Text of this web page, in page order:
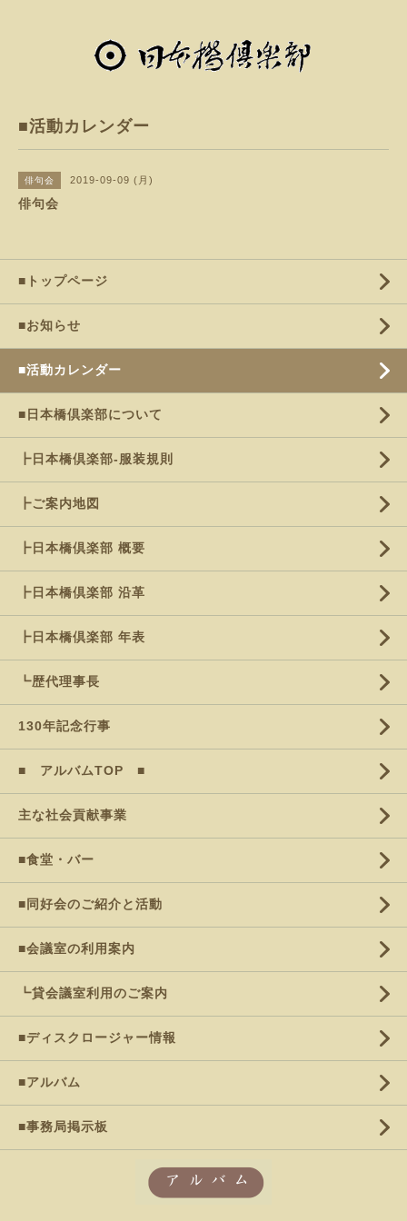
■活動カレンダー
俳句会 2019-09-09 (月)
俳句会
■トップページ
■お知らせ
■活動カレンダー
■日本橋倶楽部について
┣日本橋倶楽部-服装規則
┣ご案内地図
┣日本橋倶楽部 概要
┣日本橋倶楽部 沿革
┣日本橋倶楽部 年表
┗歴代理事長
130年記念行事
■ アルバムTOP ■
主な社会貢献事業
■食堂・バー
■同好会のご紹介と活動
■会議室の利用案内
┗貸会議室利用のご案内
■ディスクロージャー情報
■アルバム
■事務局掲示板